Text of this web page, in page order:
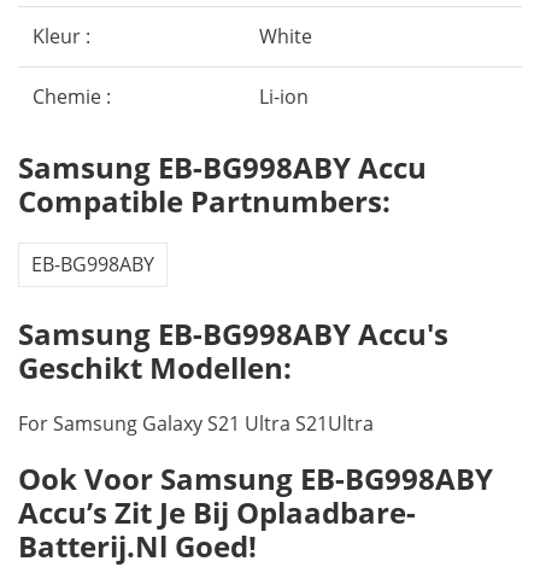
Kleur : White
Chemie : Li-ion
Samsung EB-BG998ABY Accu
Compatible Partnumbers:
EB-BG998ABY
Samsung EB-BG998ABY Accu's
Geschikt Modellen:
For Samsung Galaxy S21 Ultra S21Ultra
Ook Voor Samsung EB-BG998ABY
Accu’s Zit Je Bij Oplaadbare-
Batterij.nl Goed!